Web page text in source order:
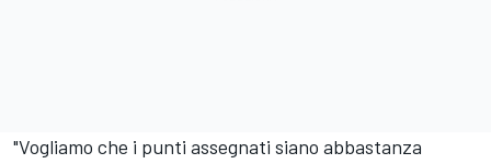
"Vogliamo che i punti assegnati siano abbastanza